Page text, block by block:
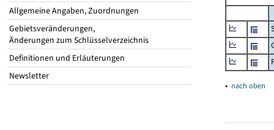
Allgemeine Angaben, Zuordnungen
Gebietsveränderungen,
Änderungen zum Schlüsselverzeichnis
Definitionen und Erläuterungen
Newsletter
▴ nach oben